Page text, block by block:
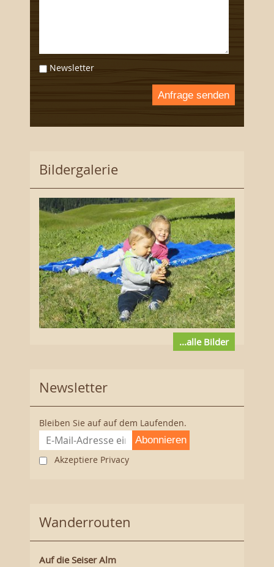
Newsletter
Anfrage senden
Bildergalerie
...alle Bilder
Newsletter
Bleiben Sie auf auf dem Laufenden.
Abonnieren
Akzeptiere Privacy
Wanderrouten
Auf die Seiser Alm